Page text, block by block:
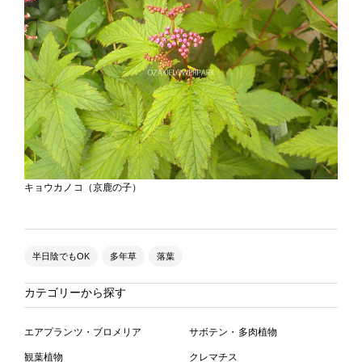
キョウカノコ（京鹿の子）
半日陰でもOK 多年草 落葉
カテゴリーから探す
エアプランツ・ブロメリア サボテン・多肉植物
観葉植物 クレマチス